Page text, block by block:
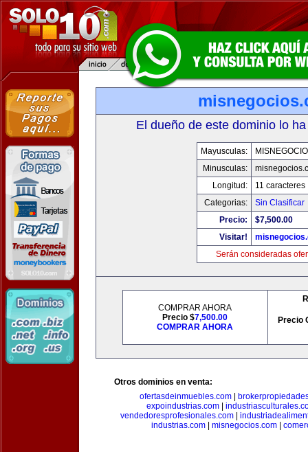
El dueño de este dominio lo
Mayusculas:
Minusculas:
Longitud:
11 caracteres
Categorias:
Sin Clasificar
Precio:
$7,500.00
Visitar!
Serán consideradas
COMPRAR AHORA
Precio $7,500.00
COMPRAR AHORA
Precio
Otros dominios en venta:
ofertasdeinmuebles.com
expoindustrias.com
vendedoresprofesionales.com|
industrias.com
misnegocios.com